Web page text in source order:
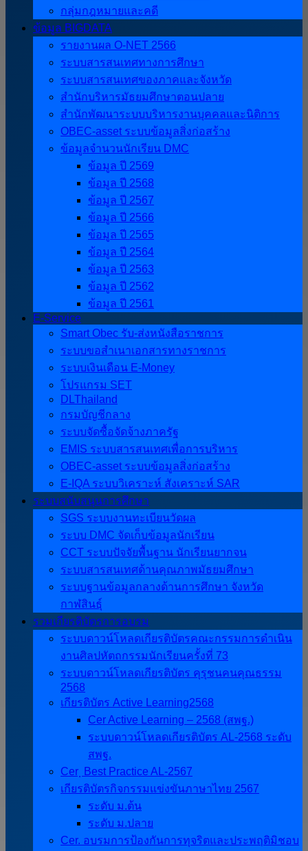
กลุ่มกฎหมายและคดี
ข้อมูล BIGDATA
รายงานผล O-NET 2566
ระบบสารสนเทศทางการศึกษา
ระบบสารสนเทศของภาคและจังหวัด
สำนักบริหารมัธยมศึกษาตอนปลาย
สำนักพัฒนาระบบบริหารงานบุคคลและนิติการ
OBEC-asset ระบบข้อมูลสิ่งก่อสร้าง
ข้อมูลจำนวนนักเรียน DMC
ข้อมูล ปี 2569
ข้อมูล ปี 2568
ข้อมูล ปี 2567
ข้อมูล ปี 2566
ข้อมูล ปี 2565
ข้อมูล ปี 2564
ข้อมูล ปี 2563
ข้อมูล ปี 2562
ข้อมูล ปี 2561
E-Service
Smart Obec รับ-ส่งหนังสือราชการ
ระบบขอสำเนาเอกสารทางราชการ
ระบบเงินเดือน E-Money
โปรแกรม SET
DLThailand
กรมบัญชีกลาง
ระบบจัดซื้อจัดจ้างภาครัฐ
EMIS ระบบสารสนเทศเพื่อการบริหาร
OBEC-asset ระบบข้อมูลสิ่งก่อสร้าง
E-IQA ระบบวิเคราะห์ สังเคราะห์ SAR
ระบบสนับสนุนการศึกษา
SGS ระบบงานทะเบียนวัดผล
ระบบ DMC จัดเก็บข้อมูลนักเรียน
CCT ระบบปัจจัยพื้นฐาน นักเรียนยากจน
ระบบสารสนเทศด้านคุณภาพมัธยมศึกษา
ระบบฐานข้อมูลกลางด้านการศึกษา จังหวัด
กาฬสินธุ์
รวมเกียรติบัตรการอบรม
ระบบดาวน์โหลดเกียรติบัตรคณะกรรมการดำเนิน
งานศิลปหัตถกรรมนักเรียนครั้งที่ 73
ระบบดาวน์โหลดเกียรติบัตร คุรุชนคนคุณธรรม
2568
เกียรติบัตร Active Learning2568
Cer Active Learning – 2568 (สพฐ.)
ระบบดาวน์โหลดเกียรติบัตร AL-2568 ระดับ
สพฐ.
Cer ฺ Best Practice AL-2567
เกียรติบัตรกิจกรรมแข่งขันภาษาไทย 2567
ระดับ ม.ต้น
ระดับ ม.ปลาย
Cer. อบรมการป้องกันการทุจริตและประพฤติมิชอบ